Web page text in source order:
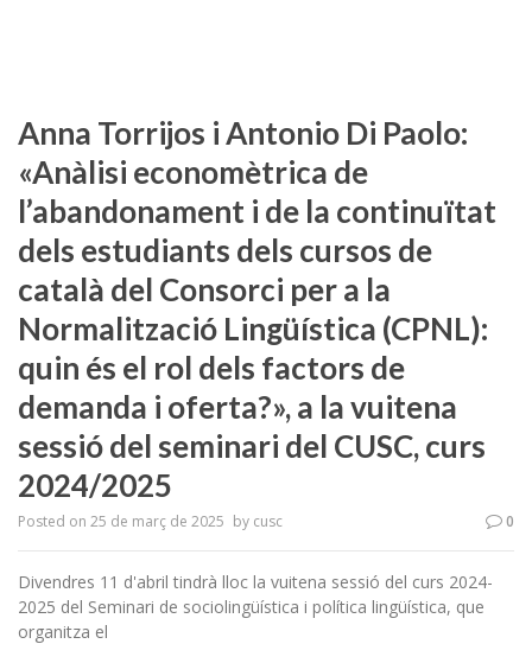
Anna Torrijos i Antonio Di Paolo:
«Anàlisi economètrica de
l’abandonament i de la continuïtat
dels estudiants dels cursos de
català del Consorci per a la
Normalització Lingüística (CPNL):
quin és el rol dels factors de
demanda i oferta?», a la vuitena
sessió del seminari del CUSC, curs
2024/2025
Posted on 25 de març de 2025 by cusc 0
Divendres 11 d'abril tindrà lloc la vuitena sessió del curs 2024-
2025 del Seminari de sociolingüística i política lingüística, que
organitza el